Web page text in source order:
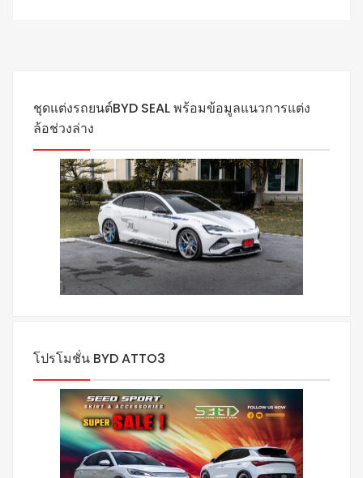
ชุดแต่งรถยนต์BYD SEAL พร้อมข้อมูลแนวการแต่ง
ล้อช่วงล่าง
โปรโมชั่น BYD ATTO3